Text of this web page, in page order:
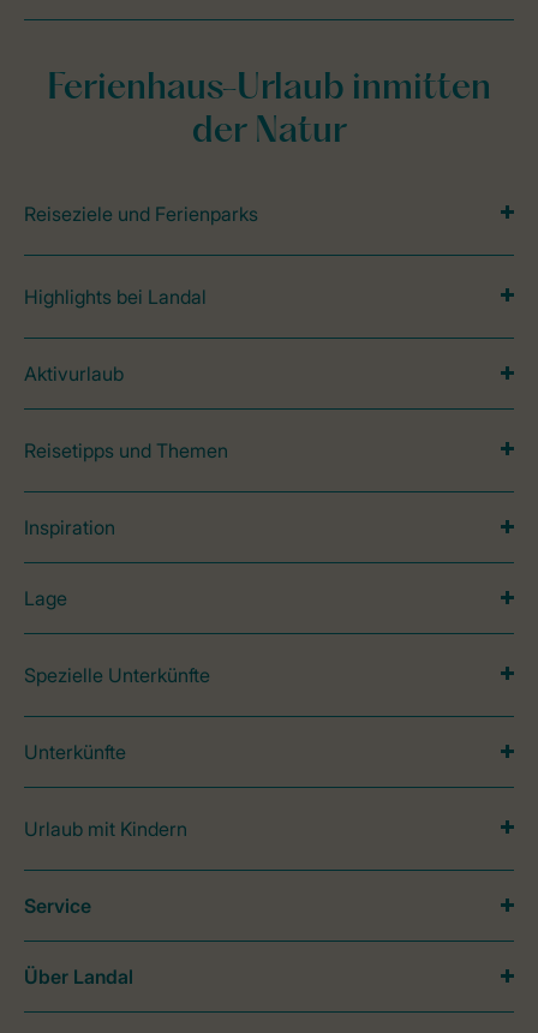
Ferienhaus-Urlaub inmitten
der Natur
Reiseziele und Ferienparks
Highlights bei Landal
Aktivurlaub
Reisetipps und Themen
Inspiration
Lage
Spezielle Unterkünfte
Unterkünfte
Urlaub mit Kindern
Service
Über Landal